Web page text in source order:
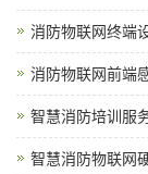
消防物联网终端
消防物联网前端
智慧消防培训服
智慧消防物联网